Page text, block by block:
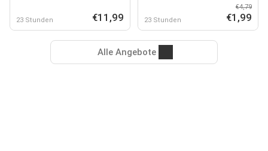
23 Stunden €11,99 23 Stunden
€4,79
€1,99
Alle Angebote